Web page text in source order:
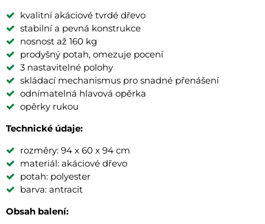
kvalitní akáciové tvrdé dřevo
stabilní a pevná konstrukce
nosnost až 160 kg
prodyšný potah, omezuje pocení
3 nastavitelné polohy
skládací mechanismus pro snadné přenášení
odnímatelná hlavová opěrka
opěrky rukou
Technické údaje:
rozměry: 94 x 60 x 94 cm
materiál: akáciové dřevo
potah: polyester
barva: antracit
Obsah balení: